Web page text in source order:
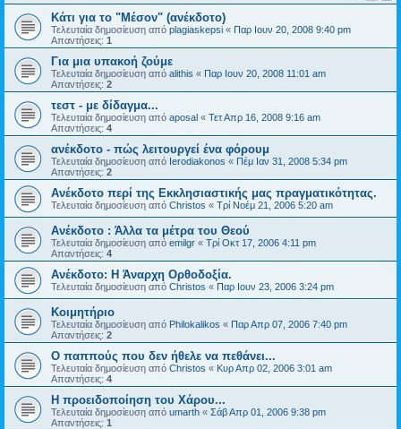
Κάτι για το "Μέσον" (ανέκδοτο)
Τελευταία δημοσίευση από plagiaskepsi « Παρ Ιουν 20, 2008 9:40 pm
Απαντήσεις: 1
Για μια υπακοή ζούμε
Τελευταία δημοσίευση από alithis « Παρ Ιουν 20, 2008 11:01 am
Απαντήσεις: 2
τεστ - με δίδαγμα...
Τελευταία δημοσίευση από aposal « Τετ Απρ 16, 2008 9:16 am
Απαντήσεις: 4
ανέκδοτο - πώς λειτουργεί ένα φόρουμ
Τελευταία δημοσίευση από Ierodiakonos « Πέμ Ιαν 31, 2008 5:34 pm
Απαντήσεις: 2
Ανέκδοτο περί της Εκκλησιαστικής μας πραγματικότητας.
Τελευταία δημοσίευση από Christos « Τρί Νοέμ 21, 2006 5:20 am
Ανέκδοτο : Άλλα τα μέτρα του Θεού
Τελευταία δημοσίευση από emilgr « Τρί Οκτ 17, 2006 4:11 pm
Απαντήσεις: 4
Ανέκδοτο: Η Άναρχη Ορθοδοξία.
Τελευταία δημοσίευση από Christos « Παρ Ιουν 23, 2006 3:24 pm
Κοιμητήριο
Τελευταία δημοσίευση από Philokalikos « Παρ Απρ 07, 2006 7:40 pm
Απαντήσεις: 2
Ο παππούς που δεν ήθελε να πεθάνει...
Τελευταία δημοσίευση από Christos « Κυρ Απρ 02, 2006 3:01 am
Απαντήσεις: 4
Η προειδοποίηση του Χάρου...
Τελευταία δημοσίευση από umarth « Σάβ Απρ 01, 2006 9:38 pm
Απαντήσεις: 1